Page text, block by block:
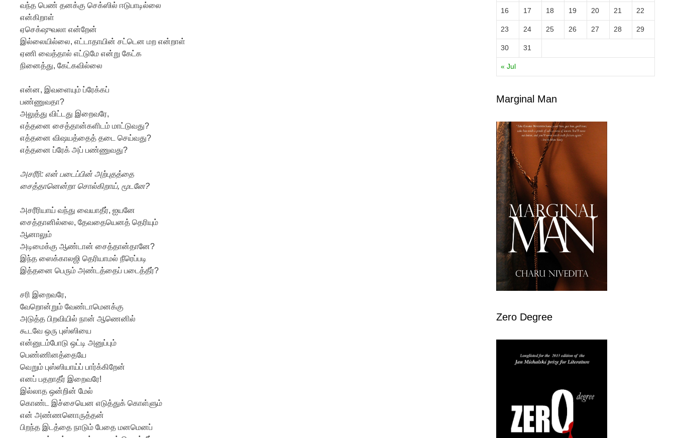
வந்த பெண் தனக்கு செக்ஸில் ஈடுபாடில்லை
என்கிறாள்
ஏசெக்‌ஷுவலா என்றேன்
இல்லையில்லை, எட்டாதாயின் சட்டென மற என்றாள்
ஏணி வைத்தால் எட்டுமே என்று கேட்க
நினைத்து, கேட்கவில்லை
என்ன, இவளையும் ப்ரேக்கப்
பண்ணுவதா?
அலுத்து விட்டது இறைவரே,
எத்தனை சைத்தான்களிடம் மாட்டுவது?
எத்தனை விஷயத்தைத் தடை செய்வது?
எத்தனை ப்ரேக் அப் பண்ணுவது?
அசரீரி: என் படைப்பின் அற்புதத்தை
சைத்தானென்றா சொல்கிறாய், மூடனே?
அசரீரியாய் வந்து வையாதீர், ஐயனே
சைத்தானில்லை, தேவதையெனத் தெரியும்
ஆனாலும்
அடிமைக்கு ஆண்டான் சைத்தான்தானே?
இந்த ஸைக்காலஜி தெரியாமல் நீரெப்படி
இத்தனை பெரும் அண்டத்தைப் படைத்தீர்?
சரி இறைவரே,
வேறொன்றும் வேண்டாமெனக்கு
அடுத்த பிறவியில் நான் ஆணெனில்
கூடவே ஒரு புஸ்ஸியை
என்னுடம்போடு ஒட்டி அனுப்பும்
பெண்ணினத்தையே
வெறும் புஸ்ஸியாய்ப் பார்க்கிறேன்
எனப் பதறாதீர் இறைவரே!
இல்லாத ஒன்றின் மேல்
கொண்ட இச்சையென எடுத்துக் கொள்ளும்
என் அண்ணனொருத்தன்
பிறந்த இடத்தை நாடும் பேதை மனமெனப்
« Jul
16 17 18 19 20 21 22
23 24 25 26 27 28 29
30 31
Marginal Man
Zero Degree